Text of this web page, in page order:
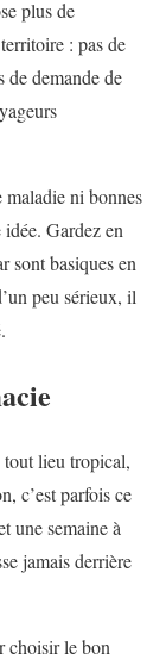
plus de
: pas de
de demande de
maladie ni bonnes
idée. Gardez en
sont basiques en
peu sérieux, il
tout lieu tropical,
c’est parfois ce
une semaine à
jamais derrière
choisir le bon